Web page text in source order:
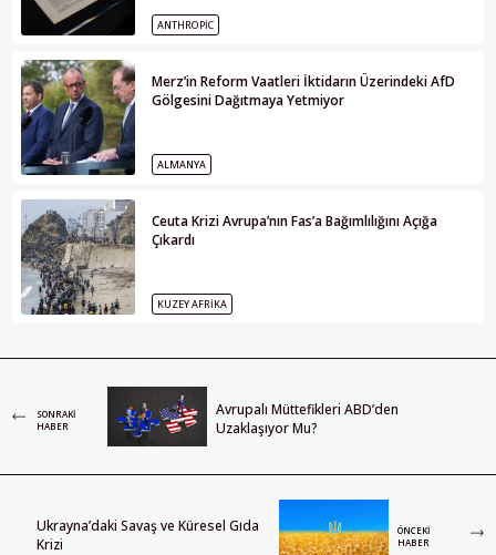
ANTHROPIC
Merz’in Reform Vaatleri İktidarın Üzerindeki AfD
Gölgesini Dağıtmaya Yetmiyor
ALMANYA
Ceuta Krizi Avrupa’nın Fas’a Bağımlılığını Açığa
Çıkardı
KUZEY AFRIKA
SONRAKI
HABER
Avrupalı Müttefikleri ABD’den
Uzaklaşıyor Mu?
Ukrayna’daki Savaş ve Küresel Gıda
Krizi
ÖNCEKI
HABER